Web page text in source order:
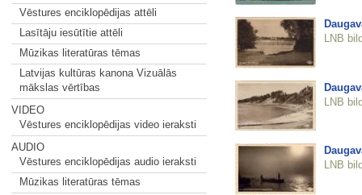
Vēstures enciklopēdijas attēli
Lasītāju iesūtītie attēli
Mūzikas literatūras tēmas
Latvijas kultūras kanona Vizuālās
mākslas vērtības
VIDEO
Vēstures enciklopēdijas video ieraksti
AUDIO
Vēstures enciklopēdijas audio ieraksti
Mūzikas literatūras tēmas
LNB
LNB
LNB